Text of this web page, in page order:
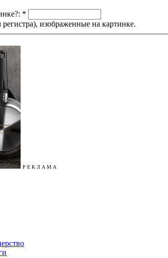
*
изображенные на картинке.
Р Е К Л А М А